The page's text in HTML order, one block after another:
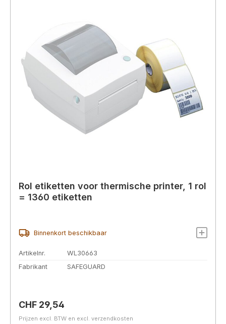
Rol etiketten voor thermische printer, 1 rol
= 1360 etiketten
Binnenkort beschikbaar
Artikelnr.
WL30663
Fabrikant
SAFEGUARD
Normale prijs:
CHF 29,54
Prijzen excl. BTW en excl. verzendkosten